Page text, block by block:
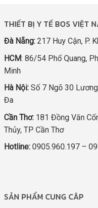
THIẾT BỊ Y TẾ BOS VIỆT
Đà Nẵng: 217 Huy Cận, P.
HCM: 86/54 Phổ Quang,
Minh
Hà Nội: Số 7 Ngõ 30
Đa
Cần Thơ: 181 Đồng Văn
Thủy, TP Cần Thơ
Hotline: 0905.960.197 –
SẢN PHẨM CUNG CÂP